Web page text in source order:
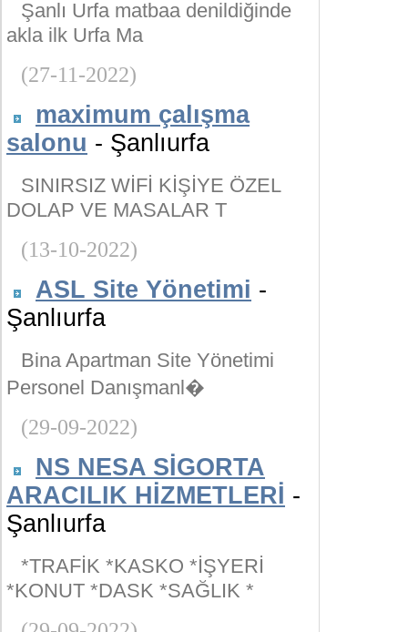
Şanlı Urfa matbaa denildiğinde
akla ilk Urfa Ma
(27-11-2022)
maximum çalışma
salonu - Şanlıurfa
SINIRSIZ WİFİ KİŞİYE ÖZEL
DOLAP VE MASALAR T
(13-10-2022)
ASL Site Yönetimi -
Şanlıurfa
Bina Apartman Site Yönetimi
Personel Danışmanl�
(29-09-2022)
NS NESA SİGORTA
ARACILIK HİZMETLERİ -
Şanlıurfa
*TRAFİK *KASKO *İŞYERİ
*KONUT *DASK *SAĞLIK *